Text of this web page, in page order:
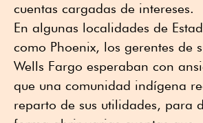
cuentas cargadas de intereses.
En algunas localidades de
como Phoenix, los gerentes de
Wells Fargo esperaban con
que una comunidad indígena
reparto de sus utilidades, para